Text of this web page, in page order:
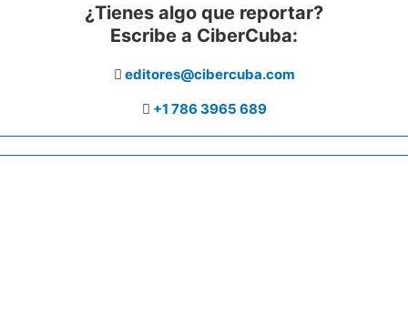
¿Tienes algo que reportar?
Escribe a CiberCuba:
editores@cibercuba.com
+1 786 3965 689